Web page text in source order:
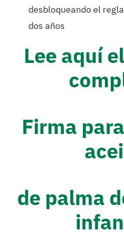
desbloqueando el
dos años
Lee aquí
Firma
de palma